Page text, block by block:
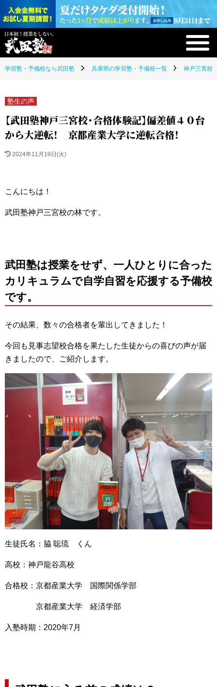
学習塾・予備校なら武田塾 兵庫県の学習塾・予備校一覧 神戸三宮校(
塾生の声
【武田塾神戸三宮校・合格体験記】偏差値４０台
から大逆転！ 京都産業大学に逆転合格！
2024年11月19日(火)
こんにちは！
武田塾神戸三宮校の林です。
武田塾は授業をせず、一人ひとりに合った
カリキュラムで自学自習を応援する予備校
です。
その結果、数々の合格者を輩出してきました！
今回も見事志望校合格を果たした生徒からの喜びの声が届
きましたので、ご紹介します。
生徒氏名：脇 聡琉 くん
高校：神戸龍谷高校
合格校：京都産業大学 国際関係学部
京都産業大学 経済学部
入塾時期：2020年7月